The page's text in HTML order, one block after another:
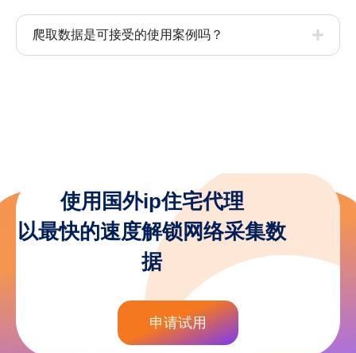
爬取数据是可接受的使用案例吗？
使用国外ip住宅代理
以最快的速度解锁网络采集数
据
申请试用